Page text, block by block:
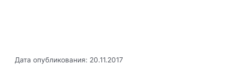
Дата опубликования: 20.11.2017